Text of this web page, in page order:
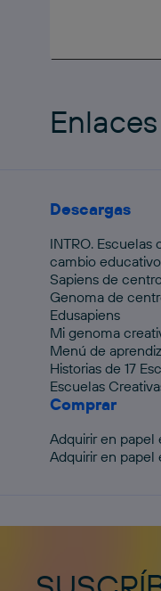
Descargas
INTRO. Escuelas
cambio educativo
Sapiens de
Genoma de
Edusapiens
Mi genoma
Menú de
Historias de 17
Escuelas
Comprar
Adquirir en papel
Adquirir en papel